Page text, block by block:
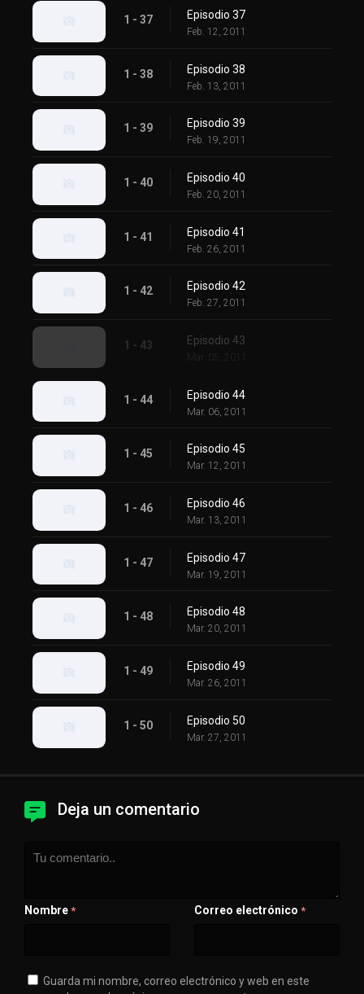
1 - 37 Episodio 37
Feb. 12, 2011
1 - 38 Episodio 38
Feb. 13, 2011
1 - 39 Episodio 39
Feb. 19, 2011
1 - 40 Episodio 40
Feb. 20, 2011
1 - 41 Episodio 41
Feb. 26, 2011
1 - 42 Episodio 42
Feb. 27, 2011
1 - 43 Episodio 43
Mar. 05, 2011
1 - 44 Episodio 44
Mar. 06, 2011
1 - 45 Episodio 45
Mar. 12, 2011
1 - 46 Episodio 46
Mar. 13, 2011
1 - 47 Episodio 47
Mar. 19, 2011
1 - 48 Episodio 48
Mar. 20, 2011
1 - 49 Episodio 49
Mar. 26, 2011
1 - 50 Episodio 50
Mar. 27, 2011
Deja un comentario
Nombre * Correo electrónico *
Guarda mi nombre, correo electrónico y web en este